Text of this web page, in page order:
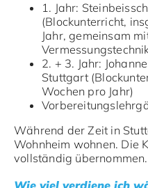
1. Jahr:
(Blockunterricht,
Jahr, gemeinsam
2. + 3. Jahr:
Stuttgart
Wochen pro Jahr)
Während der Zeit in
Wohnheim wohnen. Die
vollständig übernommen.